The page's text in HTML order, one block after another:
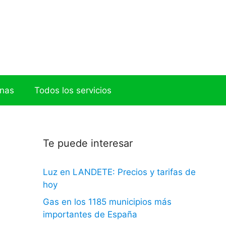
Todos los servicios
Te puede interesar
Luz en LANDETE: Precios y tarifas de
hoy
Gas en los 1185 municipios más
importantes de España